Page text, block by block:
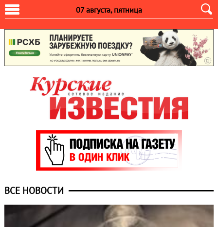
07 августа, пятница
ВСЕ НОВОСТИ